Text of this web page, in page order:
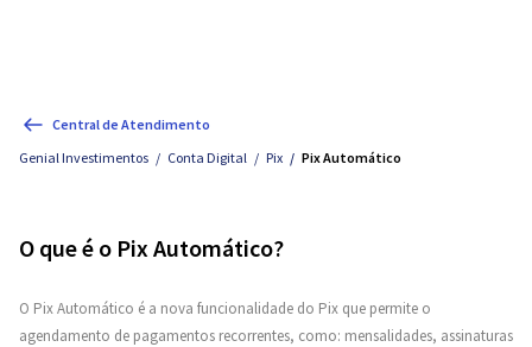
Central de Atendimento
Genial Investimentos
Conta Digital Pix Pix Automático
O que é o Pix Automático?
O Pix Automático é a nova funcionalidade do Pix que permite o
agendamento de pagamentos recorrentes, como: mensalidades, assinaturas